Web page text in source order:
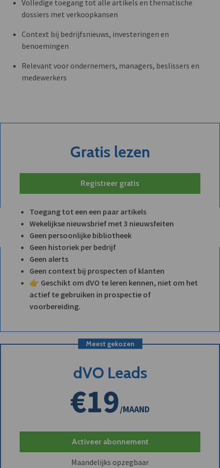
Volledige toegang tot alle artikels en thematische
dossiers met verkoopkansen
Context bij bedrijfsnieuws, investeringen en
benoemingen
Relevant voor ondernemers, managers, beslissers en
medewerkers
Gratis lezen
Registreer gratis
Toegang tot een een paar artikels
Wekelijkse nieuwsbrief met 3 nieuwsfeiten
Geen persoonlijke bibliotheek
Geen historiek per bedrijf
Geen alerts
Geen context bij prospecten of klanten
👉 Geschikt om dVO te leren kennen, niet om het
actief te gebruiken in prospectie of
voorbereiding.
Meest gekozen
dVO Leads
€19/MAAND
Activeer abonnement
Maandelijks opzegbaar